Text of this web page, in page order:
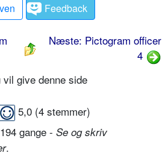
Feedback
Næste: Pictogram officer
4
give denne side
5,0 (4 stemmer)
gange - Se og skriv
.